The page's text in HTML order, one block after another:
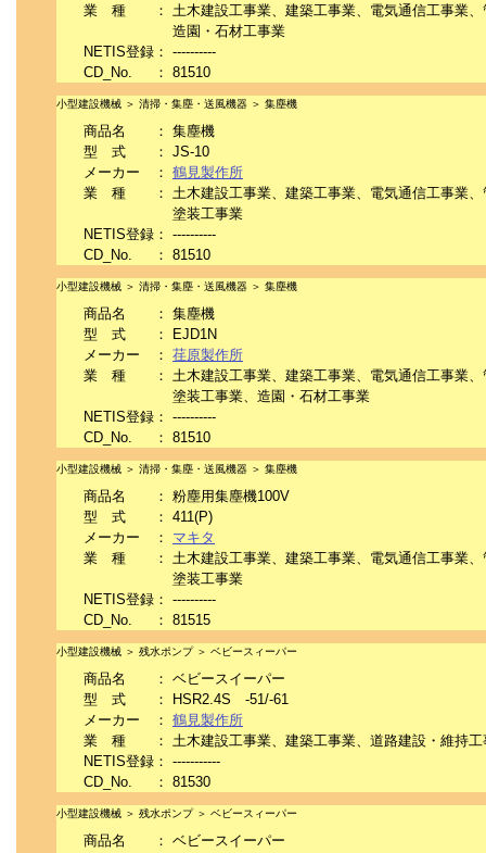
業 種
： 土木建設工事業、建築工事業、電気通信工事業
造園・石材工事業
NETIS登録 ： ----------
CD_No.
： 81510
小型建設機械 ＞ 清掃・集塵・送風機器 ＞ 集塵機
商品名 ： 集塵機
型 式
： JS-10
メーカー
： 鶴見製作所
業 種
： 土木建設工事業、建築工事業、電気通信工事業
塗装工事業
NETIS登録 ： ----------
CD_No.
： 81510
小型建設機械 ＞ 清掃・集塵・送風機器 ＞ 集塵機
商品名 ： 集塵機
型 式
：
EJD1N
メーカー
： 荏原製作所
業 種
： 土木建設工事業、建築工事業、電気通信工事業
塗装工事業、造園・石材工事業
NETIS登録 ： ----------
CD_No.
： 81510
小型建設機械 ＞ 清掃・集塵・送風機器 ＞ 集塵機
商品名 ： 粉塵用集塵機100V
型 式
： 411(P)
メーカー
： マキタ
業 種
： 土木建設工事業、建築工事業、電気通信工事業
塗装工事業
NETIS登録 ： ----------
CD_No.
： 81515
小型建設機械 ＞ 残水ポンプ ＞ ベビースィーパー
商品名 ： ベビースイーパー
型 式
：
HSR2.4S -51/-61
メーカー
： 鶴見製作所
業 種
： 土木建設工事業、建築工事業、道路建設・維持工
NETIS登録 ： -----------
CD_No.
： 81530
小型建設機械 ＞ 残水ポンプ ＞ ベビースィーパー
商品名 ： ベビースイーパー